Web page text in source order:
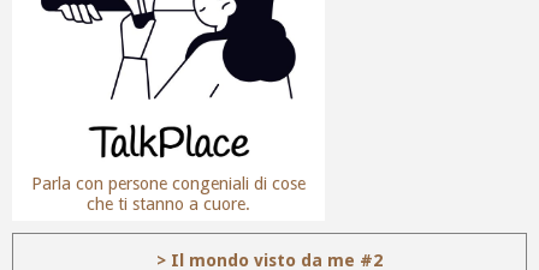
Parla con persone congeniali di cose
che ti stanno a cuore.
> Il mondo visto da me #2